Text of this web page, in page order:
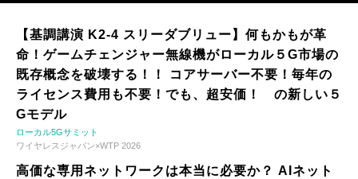
【基調講演 K2-4 スリーダブリュー】何もかもが革
命！ゲームチェンジャー無線機がローカル５G市場の
既存概念を破壊する！！ コアサーバー不要！毎年の
ライセンス費用も不要！でも、超安価！ の新しい５
Gモデル
ローカル5Gサミット
ワイヤレスジャパン×WTP 2026
高価な専用ネットワークは本当に必要か？ AIネット